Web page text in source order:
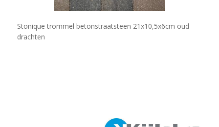
Stonique trommel betonstraatsteen 21x10,5x6cm oud
drachten